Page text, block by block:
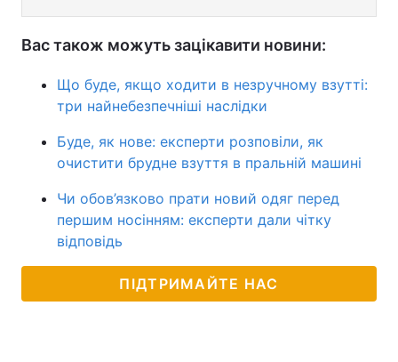
Вас також можуть зацікавити новини:
Що буде, якщо ходити в незручному взутті:
три найнебезпечніші наслідки
Буде, як нове: експерти розповіли, як
очистити брудне взуття в пральній машині
Чи обов’язково прати новий одяг перед
першим носінням: експерти дали чітку
відповідь
ПІДТРИМАЙТЕ НАС